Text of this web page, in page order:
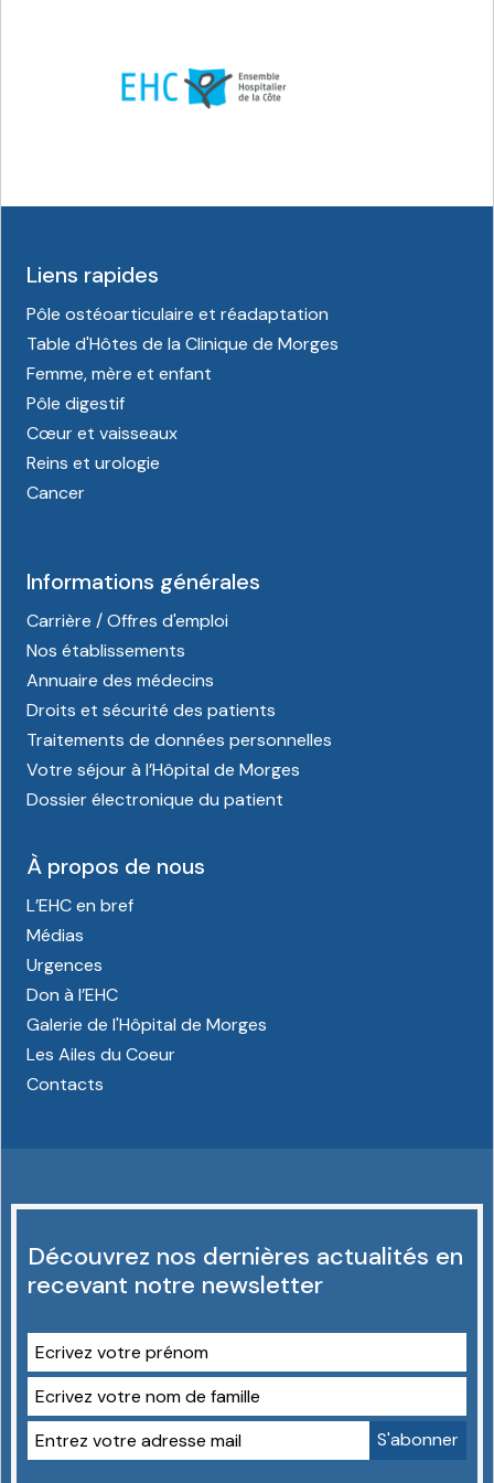
Liens rapides
Pôle ostéoarticulaire et réadaptation
Table d'Hôtes de la Clinique de Morges
Femme, mère et enfant
Pôle digestif
Cœur et vaisseaux
Reins et urologie
Cancer
Informations générales
Carrière / Offres d'emploi
Nos établissements
Annuaire des médecins
Droits et sécurité des patients
Traitements de données personnelles
Votre séjour à l’Hôpital de Morges
Dossier électronique du patient
À propos de nous
L’EHC en bref
Médias
Urgences
Don à l’EHC
Galerie de l'Hôpital de Morges
Les Ailes du Coeur
Contacts
Découvrez nos dernières actualités en
recevant notre newsletter